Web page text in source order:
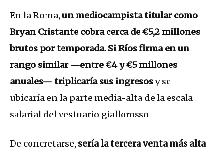
En la Roma, un mediocampista titular como
Bryan Cristante cobra cerca de €5,2 millones
brutos por temporada. Si Ríos firma en un
rango similar —entre €4 y €5 millones
anuales— triplicaría sus ingresosy se
ubicaría en la parte media-alta de la escala
salarial del vestuario giallorosso.
De concretarse, sería la tercera venta más alta